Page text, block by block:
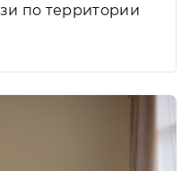
по территории